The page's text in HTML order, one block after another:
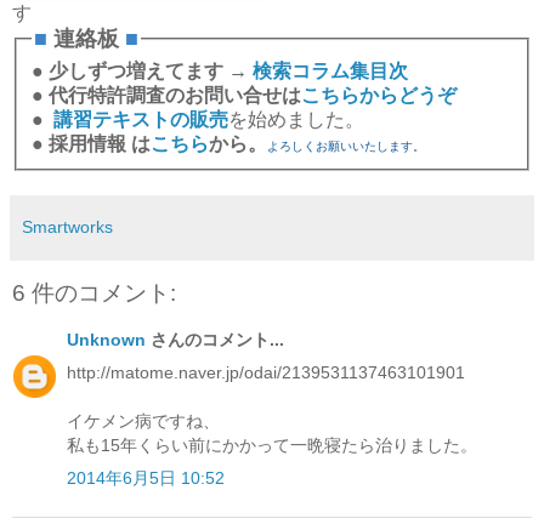
す
■ 連絡板 ■
● 少しずつ増えてます → 検索コラム集目次
● 代行特許調査のお問い合せはこちらからどうぞ
● 講習テキストの販売を始めました。
● 採用情報 はこちらから。 よろしくお願いいたします。
Smartworks
6 件のコメント:
Unknown さんのコメント...
http://matome.naver.jp/odai/2139531137463101901
イケメン病ですね、
私も15年くらい前にかかって一晩寝たら治りました。
2014年6月5日 10:52